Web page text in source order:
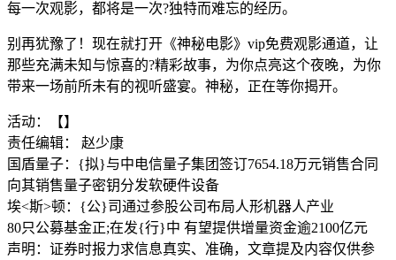
每一次观影，都将是一次?独特而难忘的经历。
别再犹豫了！现在就打开《神秘电影》vip免费观影通道，让
那些充满未知与惊喜的?精彩故事，为你点亮这个夜晚，为你
带来一场前所未有的视听盛宴。神秘，正在等你揭开。
活动：【】
责任编辑： 赵少康
国盾量子：{拟}与中电信量子集团签订7654.18万元销售合同
向其销售量子密钥分发软硬件设备
埃<斯>顿：{公}司通过参股公司布局人形机器人产业
80只公募基金正;在发{行}中 有望提供增量资金逾2100亿元
声明：证券时报力求信息真实、准确，文章提及内容仅供参